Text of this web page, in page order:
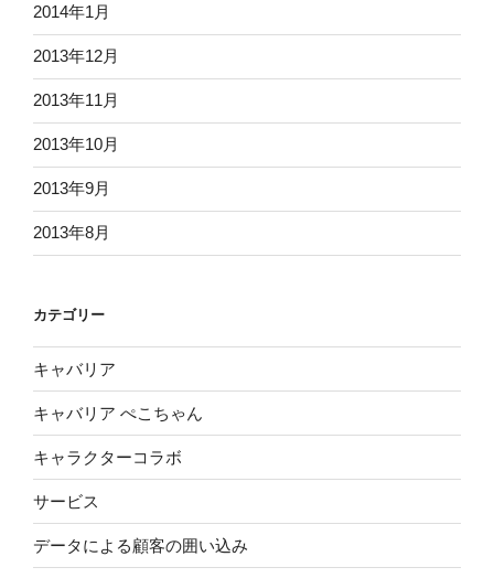
2014年1月
2013年12月
2013年11月
2013年10月
2013年9月
2013年8月
カテゴリー
キャバリア
キャバリア ぺこちゃん
キャラクターコラボ
サービス
データによる顧客の囲い込み